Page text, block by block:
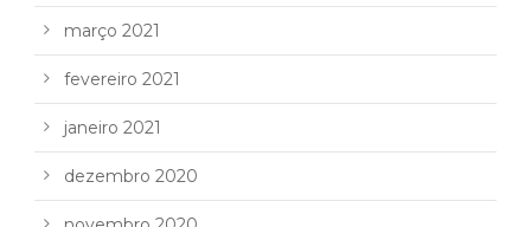
março 2021
fevereiro 2021
janeiro 2021
dezembro 2020